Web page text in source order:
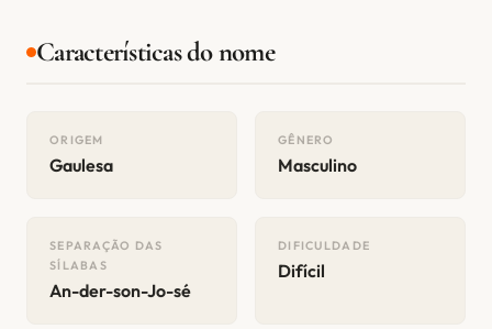
Características do nome
ORIGEM
Gaulesa
GÊNERO
Masculino
SEPARAÇÃO DAS
SÍLABAS
An-der-son-Jo-sé
DIFICULDADE
Difícil